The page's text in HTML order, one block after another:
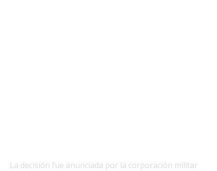
La decisión fue anunciada por la corporación militar